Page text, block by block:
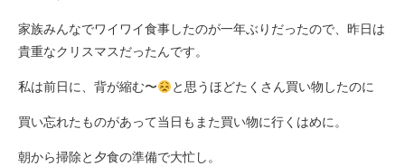
家族みんなでワイワイ食事したのが一年ぶりだったので、昨日は
貴重なクリスマスだったんです。
私は前日に、背が縮む〜 と思うほどたくさん買い物したのに
買い忘れたものがあって当日もまた買い物に行くはめに。
朝から掃除と夕食の準備で大忙し。